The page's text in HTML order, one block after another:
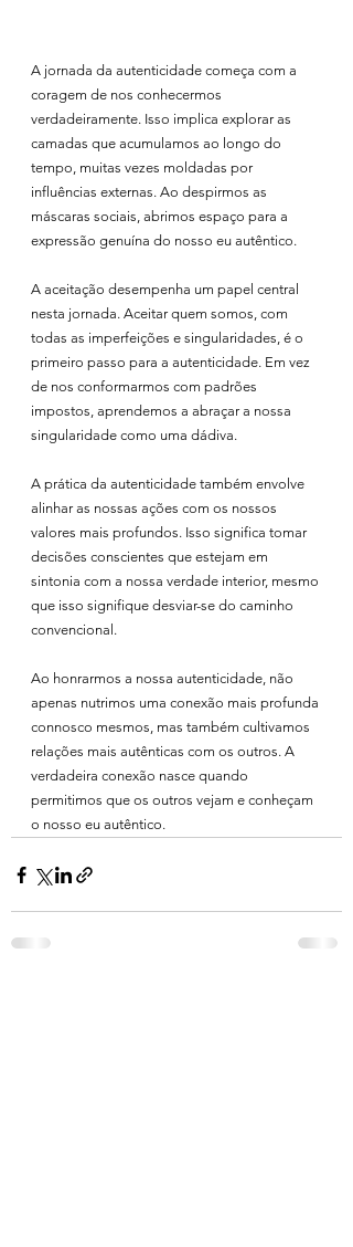
A jornada da autenticidade começa com a
coragem de nos conhecermos
verdadeiramente. Isso implica explorar as
camadas que acumulamos ao longo do
tempo, muitas vezes moldadas por
influências externas. Ao despirmos as
máscaras sociais, abrimos espaço para a
expressão genuína do nosso eu autêntico.
A aceitação desempenha um papel central
nesta jornada. Aceitar quem somos, com
todas as imperfeições e singularidades, é o
primeiro passo para a autenticidade. Em vez
de nos conformarmos com padrões
impostos, aprendemos a abraçar a nossa
singularidade como uma dádiva.
A prática da autenticidade também envolve
alinhar as nossas ações com os nossos
valores mais profundos. Isso significa tomar
decisões conscientes que estejam em
sintonia com a nossa verdade interior, mesmo
que isso signifique desviar-se do caminho
convencional.
Ao honrarmos a nossa autenticidade, não
apenas nutrimos uma conexão mais profunda
connosco mesmos, mas também cultivamos
relações mais autênticas com os outros. A
verdadeira conexão nasce quando
permitimos que os outros vejam e conheçam
o nosso eu autêntico.